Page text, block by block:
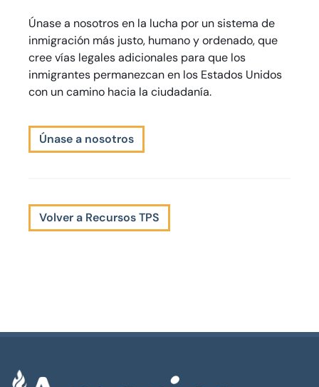
Únase a nosotros en la lucha por un sistema de
inmigración más justo, humano y ordenado, que
cree vías legales adicionales para que los
inmigrantes permanezcan en los Estados Unidos
con un camino hacia la ciudadanía.
Únase a nosotros
Volver a Recursos TPS